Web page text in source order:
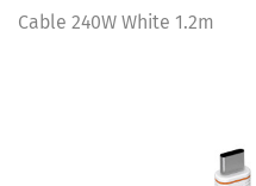
Cable 240W White 1.2m